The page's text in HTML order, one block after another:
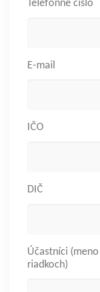
Telefónne číslo
E-mail
IČO
DIČ
Účastníci
riadkoch)